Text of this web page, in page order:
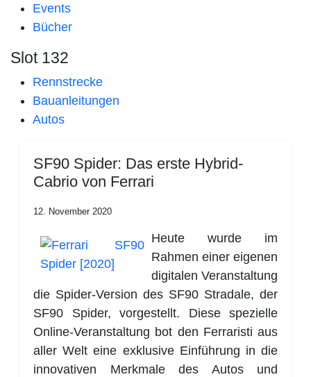
Events
Bücher
Slot 132
Rennstrecke
Bauanleitungen
Autos
SF90 Spider: Das erste Hybrid-
Cabrio von Ferrari
12. November 2020
Heute wurde im
Rahmen einer eigenen
digitalen Veranstaltung
die Spider-Version des SF90 Stradale, der
SF90 Spider, vorgestellt. Diese spezielle
Online-Veranstaltung bot den Ferraristi aus
aller Welt eine exklusive Einführung in die
innovativen Merkmale des Autos und